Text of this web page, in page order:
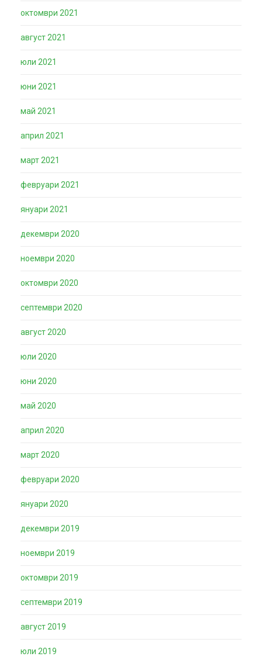
октомври 2021
август 2021
юли 2021
юни 2021
май 2021
април 2021
март 2021
февруари 2021
януари 2021
декември 2020
ноември 2020
октомври 2020
септември 2020
август 2020
юли 2020
юни 2020
май 2020
април 2020
март 2020
февруари 2020
януари 2020
декември 2019
ноември 2019
октомври 2019
септември 2019
август 2019
юли 2019